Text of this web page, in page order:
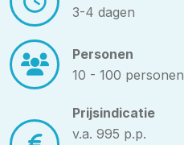
3-4 dagen
Personen
10 - 100 personen
Prijsindicatie
v.a. 995 p.p.